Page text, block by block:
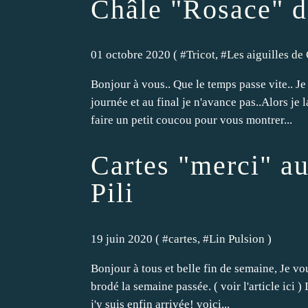
Châle "Rosace"
01 octobre 2020 ( #Tricot, #Les aiguilles de
Bonjour à vous.. Que le temps passe vite..
journée et au final je n'avance pas..Alors je
faire un petit coucou pour vous montrer...
Cartes "merci"
Pili
19 juin 2020 ( #cartes, #Lin Pulsion )
Bonjour à tous et belle fin de semaine, Je
brodé la semaine passée. ( voir l'article ici
j'y suis enfin arrivée! voici...